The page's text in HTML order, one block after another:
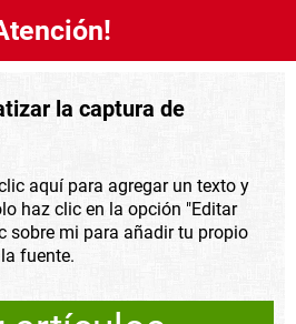
la captura de
aquí para agregar un texto y
haz clic en la opción "Editar
sobre mi para añadir tu propio
fuente.